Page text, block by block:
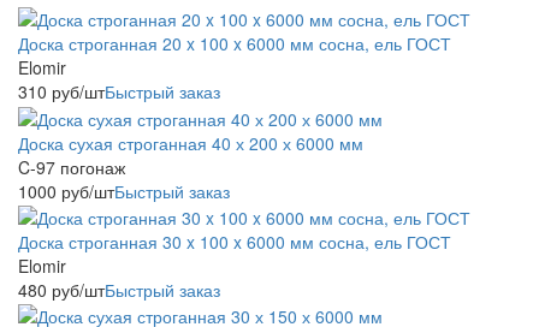
Доска строганная 20 x 100 x 6000 мм сосна, ель ГОСТ
Elomir
310 руб/штБыстрый заказ
Доска сухая строганная 40 х 200 х 6000 мм
C-97 погонаж
1000 руб/штБыстрый заказ
Доска строганная 30 x 100 x 6000 мм сосна, ель ГОСТ
Elomir
480 руб/штБыстрый заказ